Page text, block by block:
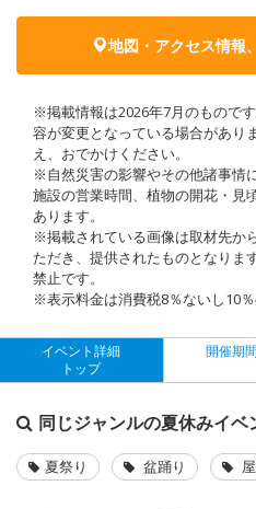
地図・アクセス情報
※掲載情報は2026年7月のもので
容が変更となっている場合があり
え、おでかけください。
※自然災害の影響やその他諸事情
施設の営業時間、植物の開花・見
あります。
※掲載されている画像は取材先か
ただき、提供されたものとなりま
禁止です。
※表示料金は消費税8％ないし10％
イベント詳細
トップ
開催期
同じジャンルの夏休みイベ
夏祭り 盆踊り